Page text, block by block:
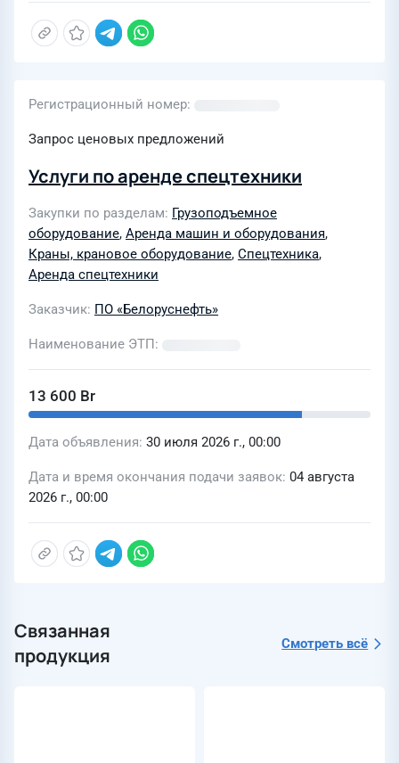
Регистрационный номер
Запрос ценовых предложений
Услуги по аренде спецтехники
Закупки по разделам Грузоподъемное
оборудование, Аренда машин и оборудования,
Краны, крановое оборудование, Спецтехника,
Аренда спецтехники
Заказчик ПО «Белоруснефть»
Наименование ЭТП
13 600 Br
Дата объявления 30 июля 2026 г., 00:00
Дата и время окончания подачи заявок 04 августа
2026 г., 00:00
Связанная
продукция
Смотреть всё